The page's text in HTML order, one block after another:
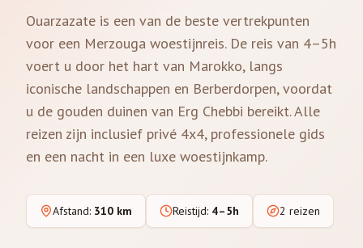
Ouarzazate is een van de beste vertrekpunten
voor een Merzouga woestijnreis. De reis van 4–5h
voert u door het hart van Marokko, langs
iconische landschappen en Berberdorpen, voordat
u de gouden duinen van Erg Chebbi bereikt. Alle
reizen zijn inclusief privé 4x4, professionele gids
en een nacht in een luxe woestijnkamp.
Afstand: 310 km Reistijd: 4–5h 2 reizen